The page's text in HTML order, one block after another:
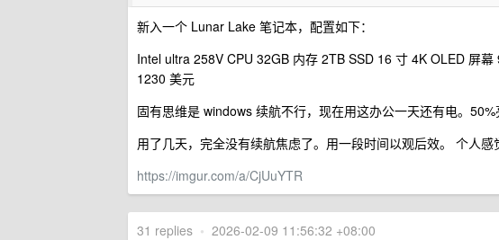
新入一个 Lunar Lake 笔记本，配置如下：
Intel ultra 258V CPU 32GB 内存 2TB SSD 16 寸 4K OLED 屏
1230 美元
固有思维是 windows 续航不行，现在用这办公一天还有电。
用了几天，完全没有续航焦虑了。用一段时间以观后效。 个人
https://imgur.com/a/CjUuYTR
31 replies • 2026-02-09 11:56:32 +08:00